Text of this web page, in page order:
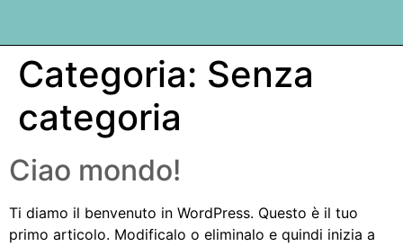
Categoria: Senza
categoria
Ciao mondo!
Ti diamo il benvenuto in WordPress. Questo è il tuo
primo articolo. Modificalo o eliminalo e quindi inizia a